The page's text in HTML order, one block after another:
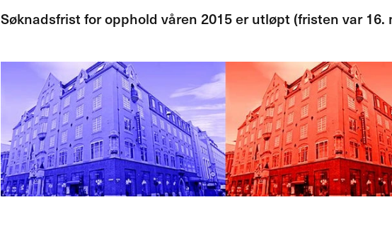
Søknadsfrist for opphold våren 2015 er utløpt (fristen var 16.